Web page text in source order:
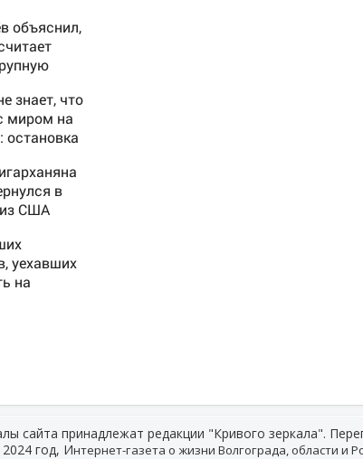
объяснил,
знает, что
миром на
остановка
в
США
уехавших
на
сайта принадлежат редакции "Кривого зеркала".
год, Интернет-газета о жизни Волгограда, области и